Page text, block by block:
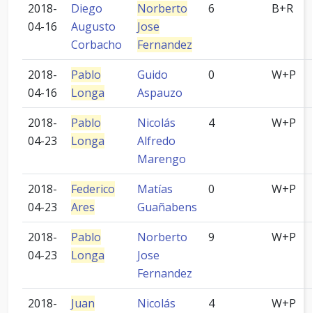
2018-
04-16
Diego
Augusto
Corbacho
Norberto
Jose
Fernandez
6 B+R
2018-
04-16
Pablo
Longa
Guido
Aspauzo
0 W+P
2018-
04-23
Pablo
Longa
Nicolás
Alfredo
Marengo
4 W+P
2018-
04-23
Federico
Ares
Matías
Guañabens
0 W+P
2018-
04-23
Pablo
Longa
Norberto
Jose
Fernandez
9 W+P
2018-
Juan
Nicolás
4 W+P